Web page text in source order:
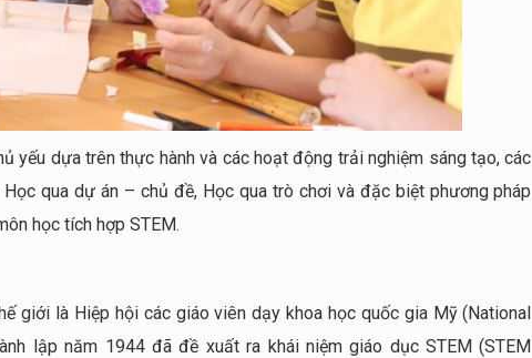
yếu dựa trên thực hành và các hoạt động trải nghiệm sáng tạo, các
qua dự án – chủ đề, Học qua trò chơi và đặc biệt phương pháp
học tích hợp STEM.
giới là Hiệp hội các giáo viên dạy khoa học quốc gia Mỹ (National
lập năm 1944 đã đề xuất ra khái niệm giáo dục STEM (STEM